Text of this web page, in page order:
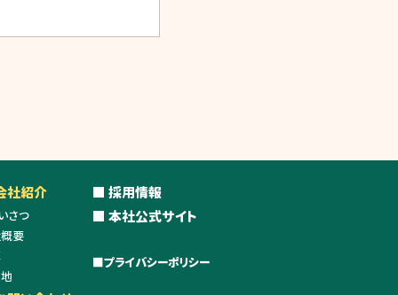
社紹介
さつ
要
■ 採用情報
■ 本社公式サイト
​■プライバシーポリシー